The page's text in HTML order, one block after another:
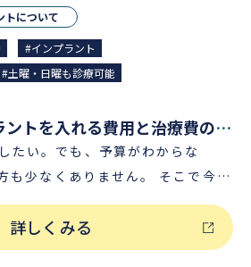
になります。 また、インプ
した際にあごの骨全体に刺激が届
防ぐことができます。その結果、
れる“口元のシワやたるみ”につな
にもなるため、「若々しい見た目
代の方にもインプラント治療はお
デメリット１）保険
） インプラント治療
分の歯に近い感覚で食べたいもの
が期待できます。 メリット
い透明感と強度
ルコニア製の人工歯を用いること
目が手に入ります。近くで見られ
んどわかりません。 メリット
い インプラントは、入
のため取り外す必要がありませ
みとしてよく聞かれる、食べ物が
痛むといったトラブルもなく、違
一種です。これにより、全ての歯
も、通常のインプラントよりも治
、お身体への負担を軽減すること
トを埋入できるため、基本的に骨
せん。あごの骨が薄い（痩せてい
費用がかからないので、オールオ
のメリットや
、以下の記事でも詳しく解説して
インプラントが何本でも変わりま
手術費用や上部構造（最終の被せ
ります。 検査・診断料
、使用す
カーや、医院の設備、歯科医師の
プラントの費用（値段）は大きく
用がかか
トについて
#インプラント
#土曜・日曜も診療可能
奥歯に2本インプラントを入れる費用と治療費の負担を抑える方法
たい。でも、予算がわからな
くありません。 そこで今回
ントで奥歯2本を治療した場合に
、メリットとデメリット、またイ
の治療法についても解説いたしま
詳しくみる